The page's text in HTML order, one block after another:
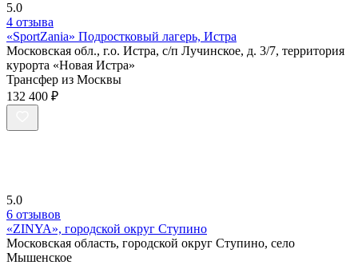
5.0
4 отзыва
«SportZania» Подростковый лагерь, Истра
Московская обл., г.о. Истра, с/п Лучинское, д. 3/7, территория
курорта «Новая Истра»
Трансфер из Москвы
132 400 ₽
5.0
6 отзывов
«ZINYA», городской округ Ступино
Московская область, городской округ Ступино, село
Мышенское